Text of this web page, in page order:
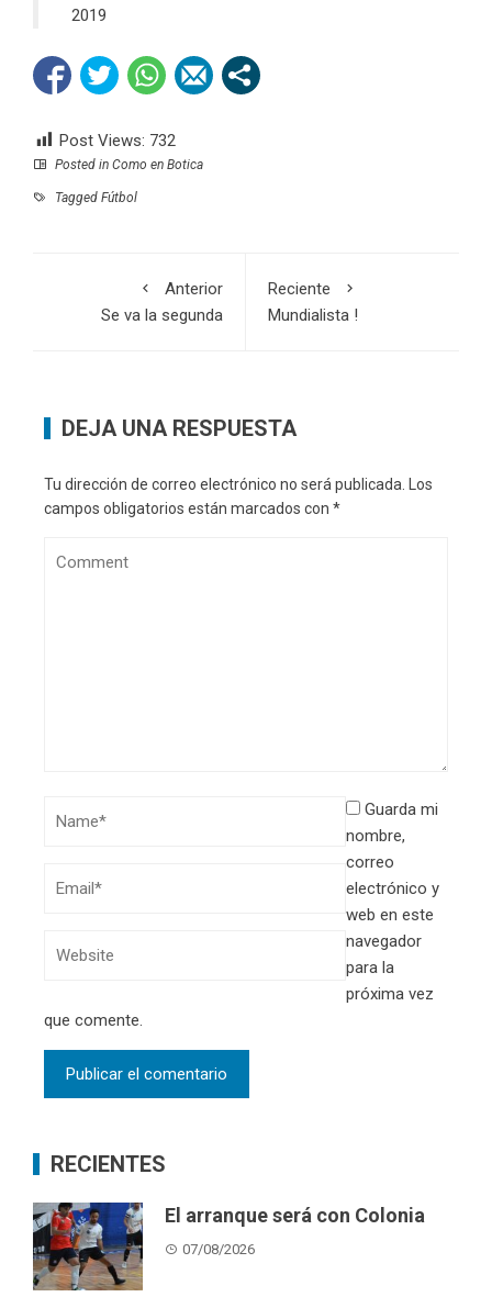
2019
Post Views: 732
Posted in Como en Botica
Tagged Fútbol
Anterior
Se va la segunda
Reciente
Mundialista !
DEJA UNA RESPUESTA
Tu dirección de correo electrónico no será publicada.
Los
campos obligatorios están marcados con *
Guarda mi
nombre,
correo
electrónico y
web en este
navegador
para la
próxima vez
que comente.
RECIENTES
El arranque será con Colonia
07/08/2026